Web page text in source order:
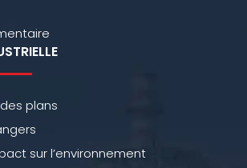
plans
sur l’environnement